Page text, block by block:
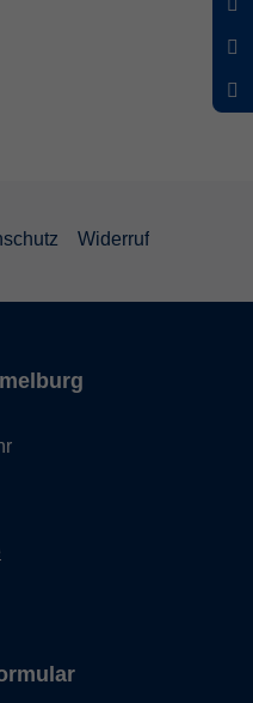
Widerruf